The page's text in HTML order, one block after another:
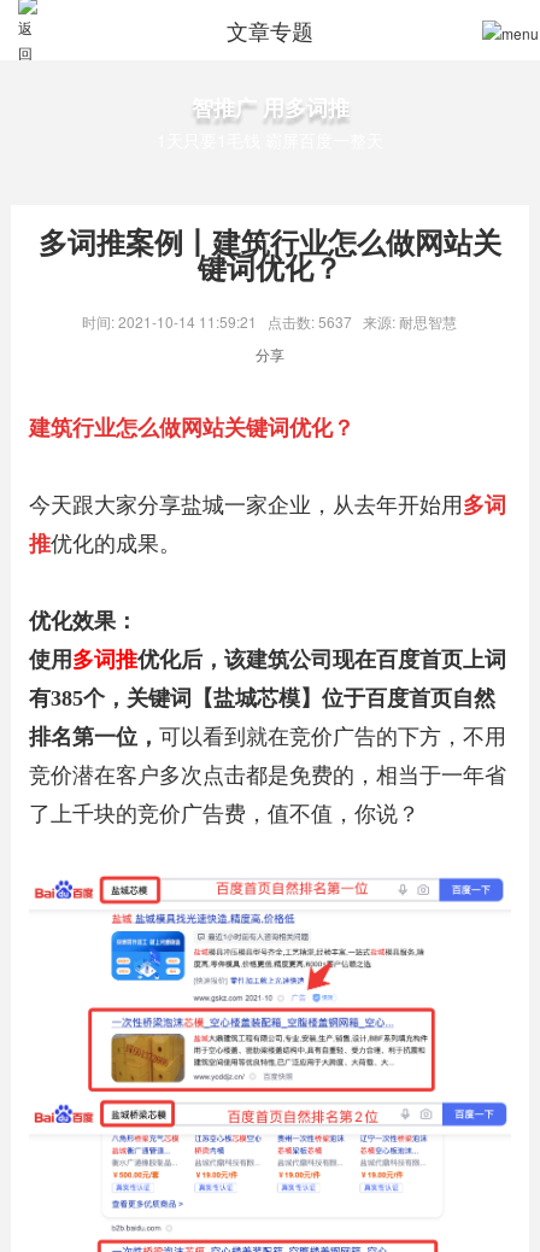
文章专题
智推广 用多词推
多词推案例丨建筑行业怎么做网站关
键词优化？
时间: 2021-10-14 11:59:21 点击数: 5637 来源: 耐思智慧
分享
建筑行业怎么做网站关键词优化？
今天跟大家分享盐城一家企业，从去年开始用 多词
推优化的成果。
优化效果：
使用 多词推优化后，该建筑公司现在百度首页上词
有385个，关键词【盐城芯模】位于百度首页自然
排名第一位， 可以看到就在竞价广告的下方，不用
竞价潜在客户多次点击都是免费的，相当于一年省
了上千块的竞价广告费，值不值，你说？